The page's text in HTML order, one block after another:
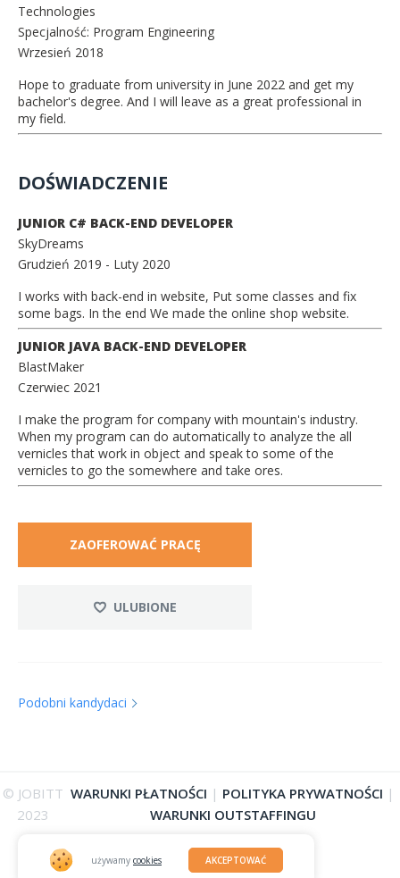
Technologies
Specjalność: Program Engineering
Wrzesień 2018
Hope to graduate from university in June 2022 and get my
bachelor's degree. And I will leave as a great professional in
my field.
DOŚWIADCZENIE
JUNIOR C# BACK-END DEVELOPER
SkyDreams
Grudzień 2019 - Luty 2020
I works with back-end in website, Put some classes and fix
some bags. In the end We made the online shop website.
JUNIOR JAVA BACK-END DEVELOPER
BlastMaker
Czerwiec 2021
I make the program for company with mountain's industry.
When my program can do automatically to analyze the all
vernicles that work in object and speak to some of the
vernicles to go the somewhere and take ores.
ZAOFEROWAĆ PRACĘ
ULUBIONE
Podobni kandydaci
© JOBITT
2023
WARUNKI PŁATNOŚCI | POLITYKA PRYWATNOŚCI |
WARUNKI OUTSTAFFINGU
używamy cookies AKCEPTOWAĆ